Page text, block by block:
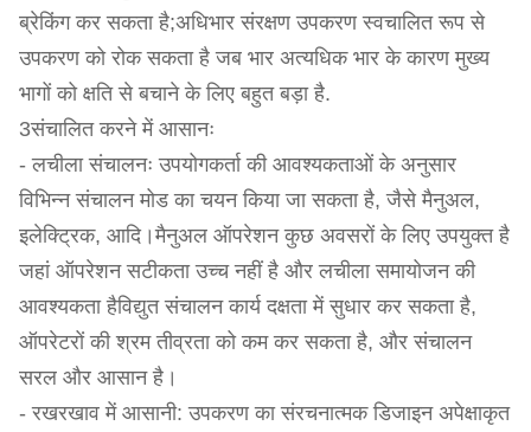
ब्रेकिंग कर सकता है;अधिभार संरक्षण उपकरण स्वचालित रूप से
उपकरण को रोक सकता है जब भार अत्यधिक भार के कारण मुख्य
भागों को क्षति से बचाने के लिए बहुत बड़ा है.
3संचालित करने में आसानः
- लचीला संचालनः उपयोगकर्ता की आवश्यकताओं के अनुसार
विभिन्न संचालन मोड का चयन किया जा सकता है, जैसे मैनुअल,
इलेक्ट्रिक, आदि।मैनुअल ऑपरेशन कुछ अवसरों के लिए उपयुक्त है
जहां ऑपरेशन सटीकता उच्च नहीं है और लचीला समायोजन की
आवश्यकता हैविद्युत संचालन कार्य दक्षता में सुधार कर सकता है,
ऑपरेटरों की श्रम तीव्रता को कम कर सकता है, और संचालन
सरल और आसान है।
- रखरखाव में आसानी: उपकरण का संरचनात्मक डिजाइन अपेक्षाकृत